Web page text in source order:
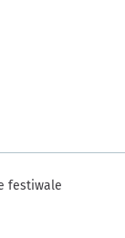
festiwale